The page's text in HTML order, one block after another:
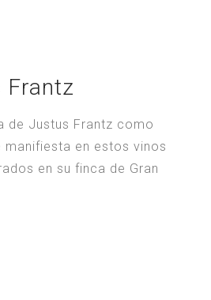
Frantz
de Justus Frantz como
en estos vinos
en su finca de Gran